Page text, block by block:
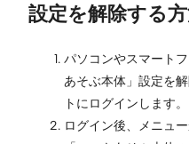
設定を解除する
パソコンやスマート
あそぶ本体」設定を
トにログインします。
ログイン後、メニュ